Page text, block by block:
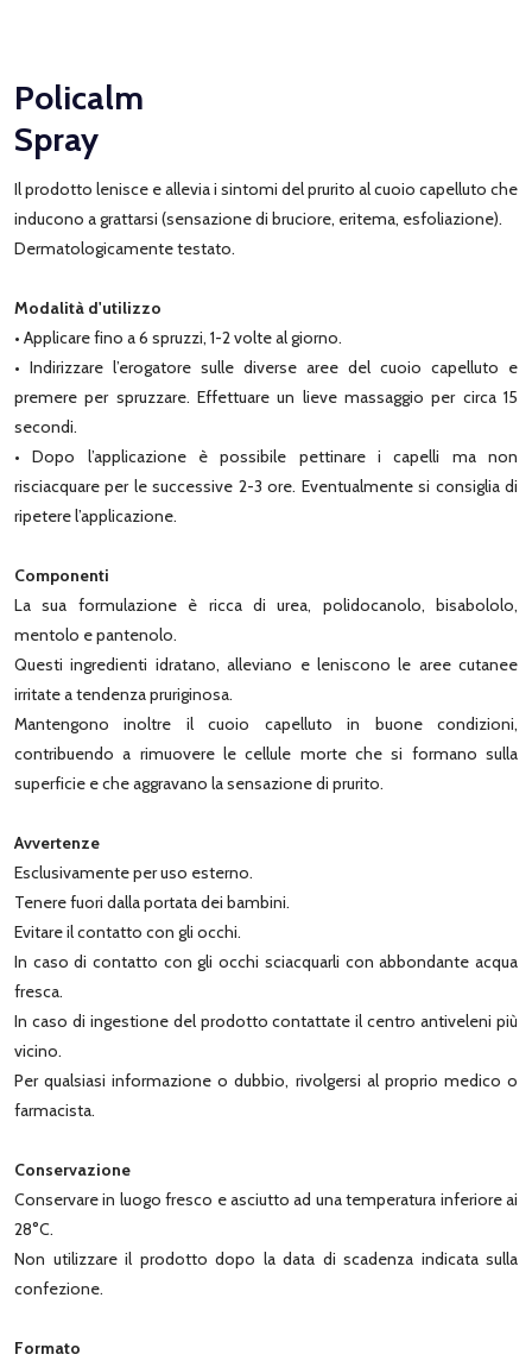
Policalm
Spray
Il prodotto lenisce e allevia i sintomi del prurito al cuoio capelluto che
inducono a grattarsi (sensazione di bruciore, eritema, esfoliazione).
Dermatologicamente testato.
Modalità d'utilizzo
• Applicare fino a 6 spruzzi, 1-2 volte al giorno.
• Indirizzare l’erogatore sulle diverse aree del cuoio capelluto e
premere per spruzzare. Effettuare un lieve massaggio per circa 15
secondi.
• Dopo l’applicazione è possibile pettinare i capelli ma non
risciacquare per le successive 2-3 ore. Eventualmente si consiglia di
ripetere l’applicazione.
Componenti
La sua formulazione è ricca di urea, polidocanolo, bisabololo,
mentolo e pantenolo.
Questi ingredienti idratano, alleviano e leniscono le aree cutanee
irritate a tendenza pruriginosa.
Mantengono inoltre il cuoio capelluto in buone condizioni,
contribuendo a rimuovere le cellule morte che si formano sulla
superficie e che aggravano la sensazione di prurito.
Avvertenze
Esclusivamente per uso esterno.
Tenere fuori dalla portata dei bambini.
Evitare il contatto con gli occhi.
In caso di contatto con gli occhi sciacquarli con abbondante acqua
fresca.
In caso di ingestione del prodotto contattate il centro antiveleni più
vicino.
Per qualsiasi informazione o dubbio, rivolgersi al proprio medico o
farmacista.
Conservazione
Conservare in luogo fresco e asciutto ad una temperatura inferiore ai
28°C.
Non utilizzare il prodotto dopo la data di scadenza indicata sulla
confezione.
Formato